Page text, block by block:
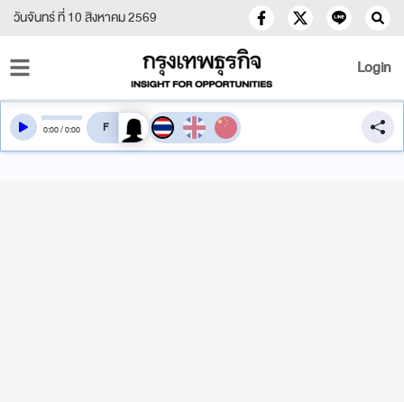
วันจันทร์ ที่ 10 สิงหาคม 2569
Login
0:00/0:00 สลับเสียงอ่าน